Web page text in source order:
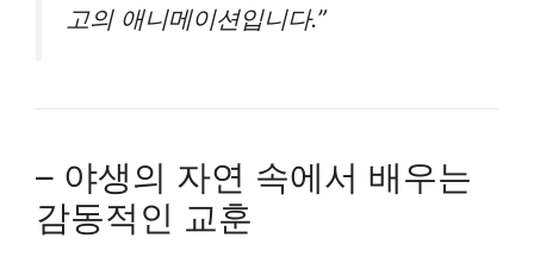
고의 애니메이션입니다.”
– 야생의 자연 속에서 배우는
감동적인 교훈